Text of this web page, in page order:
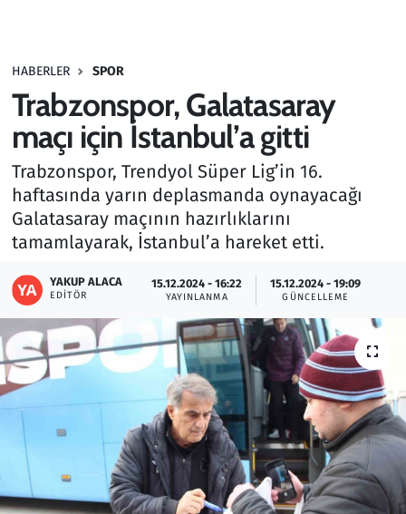
HABERLER SPOR
Trabzonspor, Galatasaray
maçı için İstanbul’a gitti
Trabzonspor, Trendyol Süper Lig’in 16.
haftasında yarın deplasmanda oynayacağı
Galatasaray maçının hazırlıklarını
tamamlayarak, İstanbul’a hareket etti.
YAKUP ALACA
EDITÖR
15.12.2024 - 16:22
YAYINLANMA
15.12.2024 - 19:09
GÜNCELLEME
Haber
Kültür Sanat
Kurumsal Haberler
Lezzet Durağı
Oyun
Ramazan
Resmi İlanlar
Rüya Tabirleri